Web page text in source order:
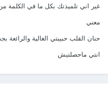
غير اني تلميذتك بكل ما في الكلمة من
معني
حنان القلب حبيبتي الغالية والرائعة بجد
انتي ماحصلتيش